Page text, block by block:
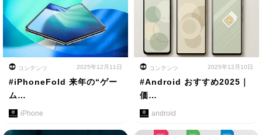
コンテンツ 2025年12月11日
#iPhoneFold 来年の“ゲー
ム…
iPhone
コンテンツ 2025年12月10日
#Android おすすめ2025｜
価…
android